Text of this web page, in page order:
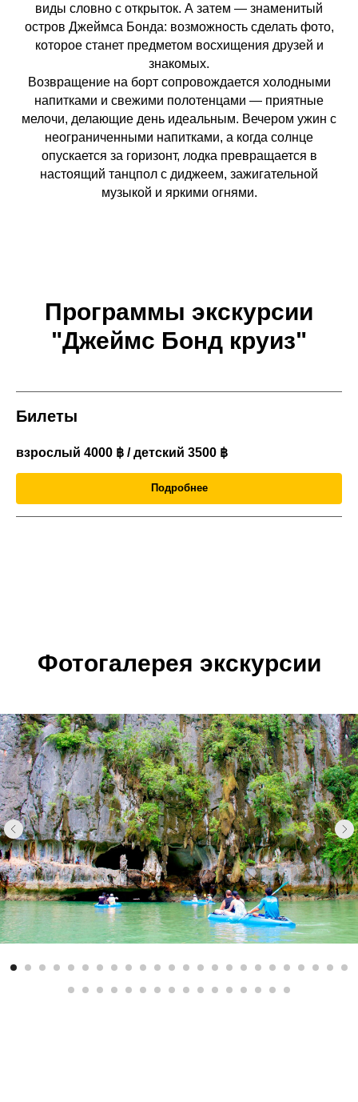
виды словно с открыток. А затем — знаменитый
остров Джеймса Бонда: возможность сделать фото,
которое станет предметом восхищения друзей и
знакомых.
Возвращение на борт сопровождается холодными
напитками и свежими полотенцами — приятные
мелочи, делающие день идеальным. Вечером ужин с
неограниченными напитками, а когда солнце
опускается за горизонт, лодка превращается в
настоящий танцпол с диджеем, зажигательной
музыкой и яркими огнями.
Программы экскурсии
"Джеймс Бонд круиз"
Билеты
взрослый 4000 ฿ / детский 3500 ฿
Подробнее
Фотогалерея экскурсии